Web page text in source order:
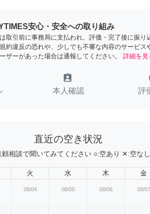
安心・安全への取り組み
取引前に事務局に支払われ、評価・完了後に振り
約違反の恐れや、少しでも不審な内容のサービス
ザーがあった場合は通報してください。
詳細を見
assignment_ind
本人確認 評
直近の空き状況
頼相談で聞いてみてください ○:空あり ✕:空なし
火 水 木 金
08/04 08/05 08/06 08/07